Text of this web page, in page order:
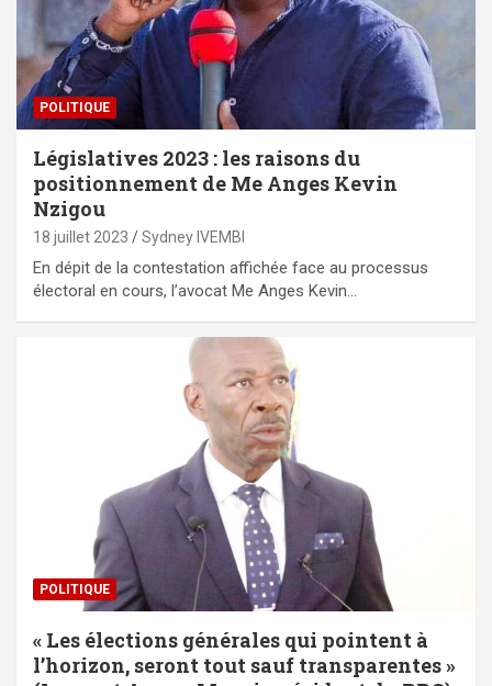
POLITIQUE
Législatives 2023 : les raisons du
positionnement de Me Anges Kevin
Nzigou
18 juillet 2023 Sydney IVEMBI
En dépit de la contestation affichée face au processus
électoral en cours, l’avocat Me Anges Kevin…
POLITIQUE
« Les élections générales qui pointent à
l’horizon, seront tout sauf transparentes »